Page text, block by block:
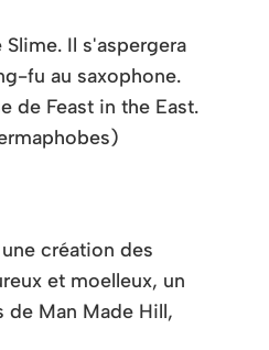
Il s'aspergera
fu au saxophone.
de Feast in the East.
création des
et moelleux, un
Man Made Hill,